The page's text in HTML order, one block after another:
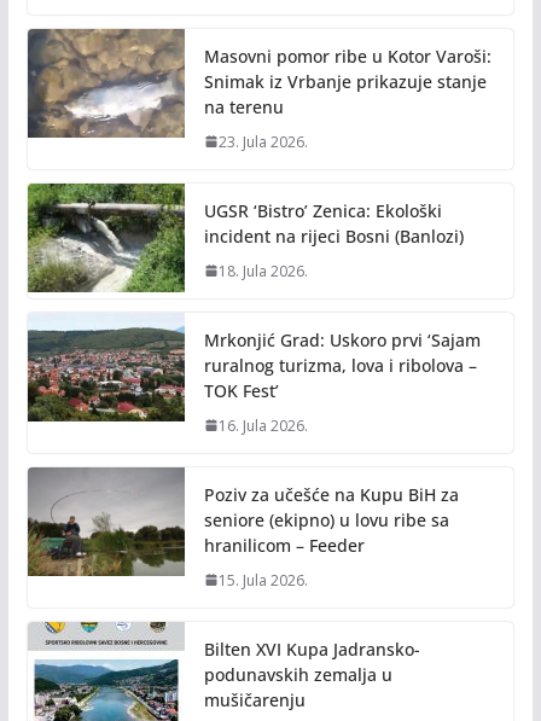
Masovni pomor ribe u Kotor Varoši:
Snimak iz Vrbanje prikazuje stanje
na terenu
23. Jula 2026.
UGSR ‘Bistro’ Zenica: Ekološki
incident na rijeci Bosni (Banlozi)
18. Jula 2026.
Mrkonjić Grad: Uskoro prvi ‘Sajam
ruralnog turizma, lova i ribolova –
TOK Fest’
16. Jula 2026.
Poziv za učešće na Kupu BiH za
seniore (ekipno) u lovu ribe sa
hranilicom – Feeder
15. Jula 2026.
Bilten XVI Kupa Jadransko-
podunavskih zemalja u
mušičarenju